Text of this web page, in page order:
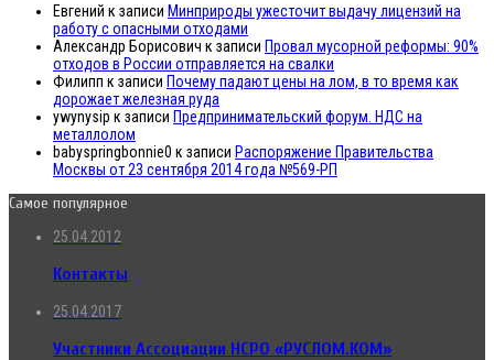
Евгений к записи Минприроды ужесточит выдачу лицензий на
работу с опасными отходами
Александр Борисович к записи Провал мусорной реформы: 90%
отходов в России отправляется на свалки
Филипп к записи Почему падают цены на лом, в то время как
дорожает железная руда
ywynysip к записи Предпринимательский форум. НДС на
металлолом
babyspringbonnie0 к записи Распоряжение Правительства
Москвы от 23 сентября 2014 года №569-РП
Самое популярное
25.04.2012
Контакты
25.04.2017
Участники Ассоциации НСРО «РУСЛОМ.КОМ»